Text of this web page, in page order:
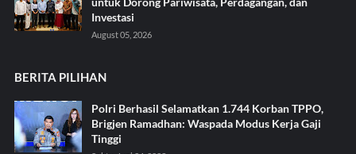
Investasi
August 05, 2026
BERITA PILIHAN
Polri Berhasil Selamatkan 1.744 Korban TPPO,
Brigjen Ramadhan: Waspada Modus Kerja Gaji
Tinggi